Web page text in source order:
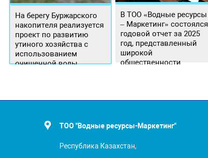
На берегу Буржарского
накопителя реализуется
проект по развитию
утиного хозяйства с
использованием
очищенной воды
В ТОО «Водные ресурсы
– Маркетинг» состоялся
годовой отчет за 2025
год, представленный
широкой
общественности.
ТОО "Водные ресурсы-Маркетинг"
Республика Казахстан,